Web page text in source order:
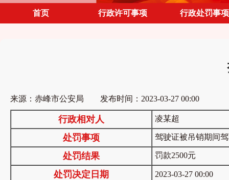
首页 行政许可事项 行政处罚事项
来源：赤峰市公安局 发布时间：2023-03-27 00:00
行政相对人 凌某超
处罚事项 驾驶证被吊销期间
处罚结果 罚款2500元
处罚决定日期 2023-03-27 00:00